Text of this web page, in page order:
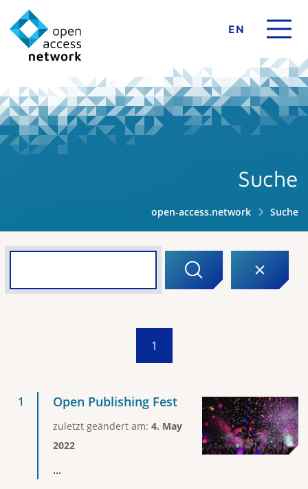
EN
Suche
open-access.network Suche
1
Open Publishing Fest
zuletzt geändert am: 4. May
2022
...